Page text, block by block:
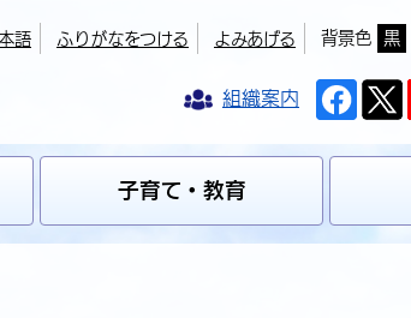
語 ふりがなをつける よみあげる 背景色 黒
組織案内
子育て・教育